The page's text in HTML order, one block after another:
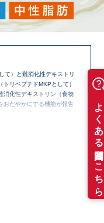
て）と難消化性デキストリ
リペプチドMKPとして）
消化性デキストリン（食物
おだやかにする機能が報告
だし、特定保健用食品と
はありません。